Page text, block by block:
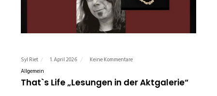
Syl Riet 1. April 2026
Keine Kommentare
Allgemein
That`s Life „Lesungen in der Aktgalerie“